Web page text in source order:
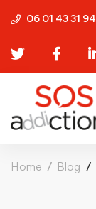
06 01 43 31 94
Home Blog